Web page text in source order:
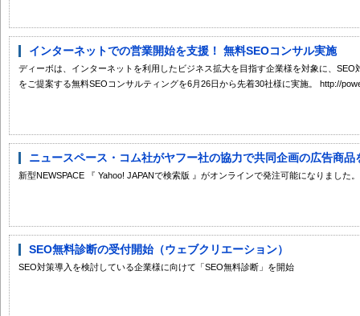
インターネットでの営業開始を支援！ 無料SEOコンサル実施
ディーボは、インターネットを利用したビジネス拡大を目指す企業様を対象に、
をご提案する無料SEOコンサルティングを6月26日から先着30社様に実施。 http://
ニュースペース・コム社がヤフー社の協力で共同企画の広告商品
新型NEWSPACE 『 Yahoo! JAPANで検索版 』がオンラインで発注可能になりました。
SEO無料診断の受付開始（ウェブクリエーション）
SEO対策導入を検討している企業様に向けて「SEO無料診断」を開始